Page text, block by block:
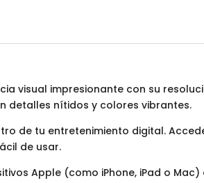
visual impresionante con su
detalles nítidos y colores vibrantes.
de tu entretenimiento digital.
de usar.
Apple (como iPhone, iPad o